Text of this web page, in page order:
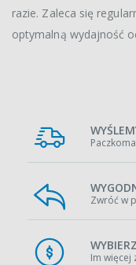
razie. Zaleca się
optymalną wydajność
Zwróć w
Im więcej